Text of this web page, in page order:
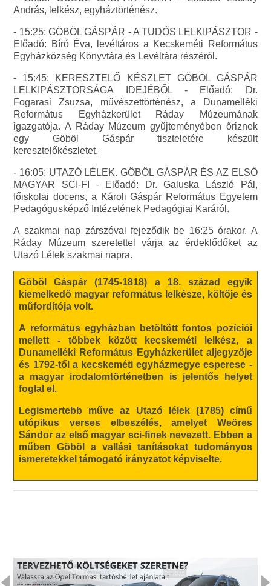
András, lelkész, egyháztörténész.
- 15:25: GÖBÖL GÁSPÁR - A TUDÓS LELKIPÁSZTOR -
Előadó: Bíró Éva, levéltáros a Kecskeméti Református
Egyházközség Könyvtára és Levéltára részéről.
- 15:45: KERESZTELŐ KÉSZLET GÖBÖL GÁSPÁR
LELKIPÁSZTORSÁGA IDEJÉBŐL - Előadó: Dr.
Fogarasi Zsuzsa, művészettörténész, a Dunamelléki
Református Egyházkerület Ráday Múzeumának
igazgatója. A Ráday Múzeum gyűjteményében őriznek
egy Göböl Gáspár tiszteletére készült
keresztelőkészletet.
- 16:05: UTAZÓ LÉLEK. GÖBÖL GÁSPÁR ÉS AZ ELSŐ
MAGYAR SCI-FI - Előadó: Dr. Galuska László Pál,
főiskolai docens, a Károli Gáspár Református Egyetem
Pedagógusképző Intézetének Pedagógiai Karáról.
A szakmai nap zárszóval fejeződik be 16:25 órakor. A
Ráday Múzeum szeretettel várja az érdeklődőket az
Utazó Lélek szakmai napra.
Göböl Gáspár (1745-1818) a 18. század egyik
kiemelkedő magyar református lelkésze, költője és
műfordítója volt.
A református egyházban betöltött fontos pozíciói
mellett - többek között kecskeméti lelkész, a
Dunamelléki Református Egyházkerület aljegyzője
és 1792-től a kecskeméti egyházmegye esperese -
a magyar irodalomtörténetben is jelentős helyet
foglal el.
Legismertebb műve az Utazó lélek (1785) című
utópikus verses elbeszélés, amelyet Weöres
Sándor az első magyar sci-finek nevezett. Ebben a
műben Göböl a vallási tanításokat tudományos
ismeretekkel támogató irányzatot képviselte.